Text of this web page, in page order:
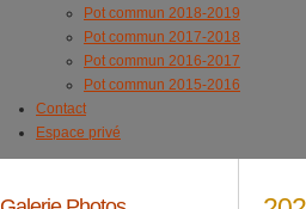
Pot commun 2018-2019
Pot commun 2017-2018
Pot commun 2016-2017
Pot commun 2015-2016
Contact
Espace privé